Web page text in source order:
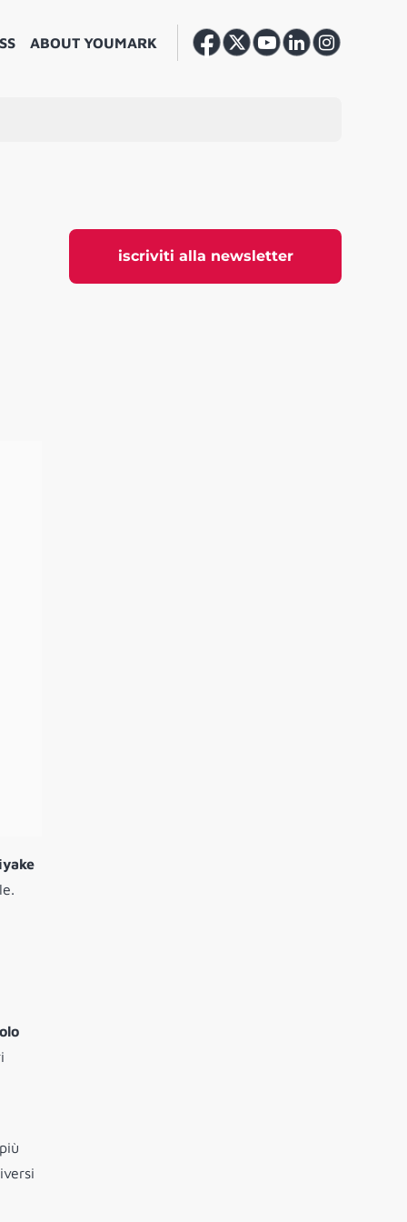
ABOUT YOUMARK
iscriviti alla newsletter